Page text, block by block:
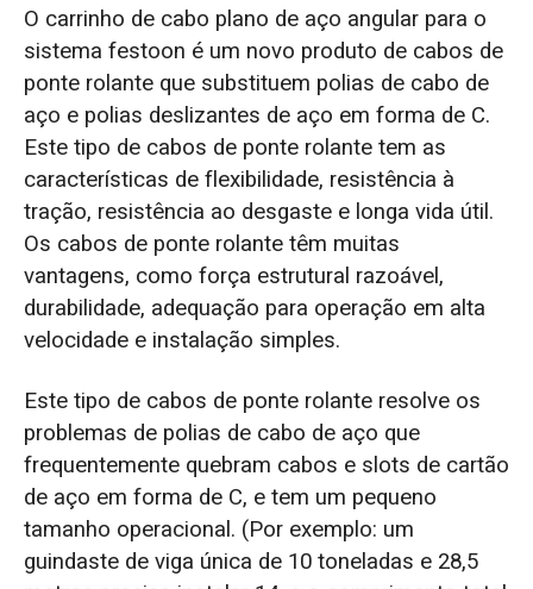
O carrinho de cabo plano de aço angular para o
sistema festoon é um novo produto de cabos de
ponte rolante que substituem polias de cabo de
aço e polias deslizantes de aço em forma de C.
Este tipo de cabos de ponte rolante tem as
características de flexibilidade, resistência à
tração, resistência ao desgaste e longa vida útil.
Os cabos de ponte rolante têm muitas
vantagens, como força estrutural razoável,
durabilidade, adequação para operação em alta
velocidade e instalação simples.
Este tipo de cabos de ponte rolante resolve os
problemas de polias de cabo de aço que
frequentemente quebram cabos e slots de cartão
de aço em forma de C, e tem um pequeno
tamanho operacional. (Por exemplo: um
guindaste de viga única de 10 toneladas e 28,5